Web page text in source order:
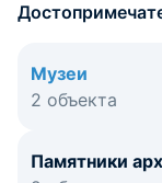
Музеи
2 объекта
Памятники